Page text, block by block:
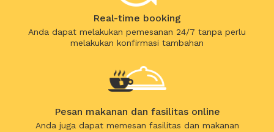
Real-time booking
Anda dapat melakukan pemesanan 24/7 tanpa perlu
melakukan konfirmasi tambahan
Pesan makanan dan fasilitas online
Anda juga dapat memesan fasilitas dan makanan